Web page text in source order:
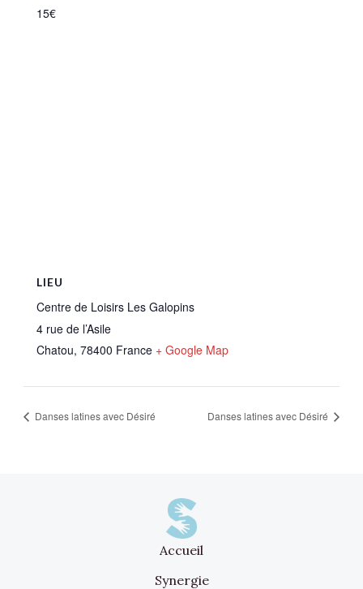
15€
LIEU
Centre de Loisirs Les Galopins
4 rue de l’Asile
Chatou, 78400 France + Google Map
Danses latines avec Désiré Danses latines avec Désiré
Accueil
Synergie